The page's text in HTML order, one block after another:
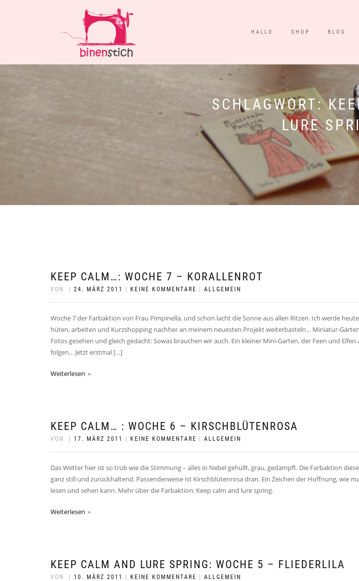
HALLO SHOP BLOG
SCHLAGWORT:
LURE
KEEP CALM…: WOCHE 7 – KORALLENROT
VON 24. MÄRZ 2011 KEINE KOMMENTARE ALLGEMEIN
Woche 7 der Farbaktion von Frau Pimpinella, und schon lacht die Sonne aus allen Ritzen. Ich werde
hüten, arbeiten und Kurzshopping nachher an meinem neuesten Projekt weiterbasteln… Miniatur-
Fotos gesehen und gleich gedacht: Sowas brauchen wir auch. Ein kleiner Mini-Garten, der Feen und
folgen… Jetzt erstmal […]
Weiterlesen
KEEP CALM… : WOCHE 6 – KIRSCHBLÜTENROSA
VON 17. MÄRZ 2011 KEINE KOMMENTARE ALLGEMEIN
Das Wetter hier ist so trüb wie die Stimmung – alles in Nebel gehüllt, grau, gedämpft. Die Farbaktion
ganz still und zurückhaltend. Passenderweise ist Kirschblütenrosa dran. Ein Zeichen der Hoffnung, wie
lesen und sehen kann. Mehr über die Farbaktion: Keep calm and lure spring.
Weiterlesen
KEEP CALM AND LURE SPRING: WOCHE 5 – FLIEDERLILA
VON 10. MÄRZ 2011 KEINE KOMMENTARE ALLGEMEIN